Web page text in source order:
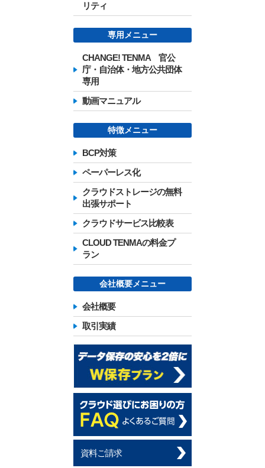
リティ
専用メニュー
CHANGE! TENMA 官公
庁・自治体・地方公共団体
専用
動画マニュアル
特徴メニュー
BCP対策
ペーパーレス化
クラウドストレージの無料
出張サポート
クラウドサービス比較表
CLOUD TENMAの料金プ
ラン
会社概要メニュー
会社概要
取引実績
資料ご請求